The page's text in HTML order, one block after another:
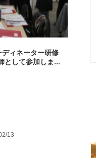
ィネーター研修
として参加しま...
13